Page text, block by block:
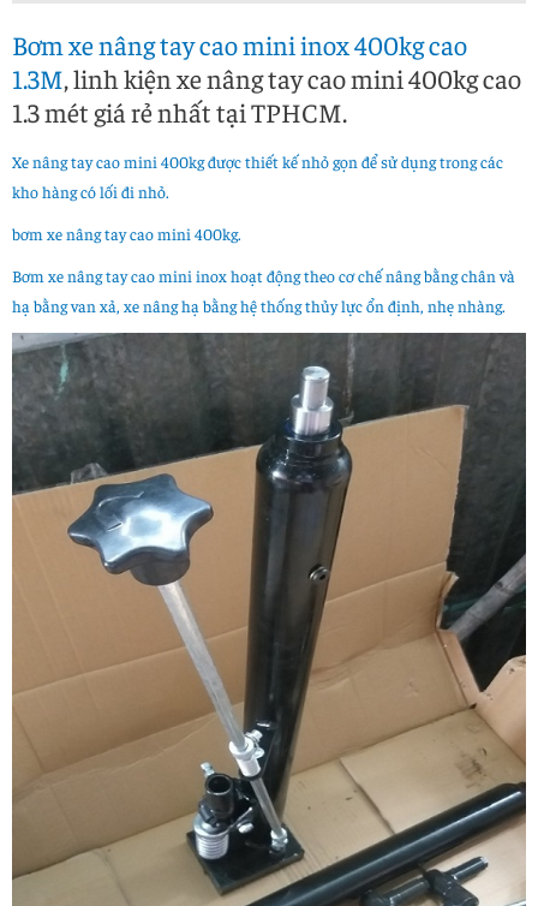
Bơm xe nâng tay cao mini inox 400kg cao
1.3M, linh kiện xe nâng tay cao mini 400kg cao
1.3 mét giá rẻ nhất tại TPHCM.
Xe nâng tay cao mini 400kg được thiết kế nhỏ gọn để sử dụng trong các
kho hàng có lối đi nhỏ.
bơm xe nâng tay cao mini 400kg.
Bơm xe nâng tay cao mini inox hoạt động theo cơ chế nâng bằng chân và
hạ bằng van xả, xe nâng hạ bằng hệ thống thủy lực ổn định, nhẹ nhàng.